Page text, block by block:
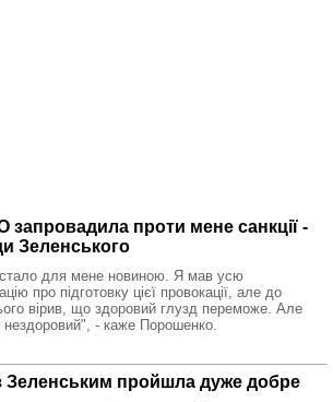
проти мене санкції -
Зеленського
для мене новиною. Я мав усю
про підготовку цієї провокації, але до
вірив, що здоровий глузд переможе. Але
нездоровий", - каже Порошенко.
Зеленським пройшла дуже добре